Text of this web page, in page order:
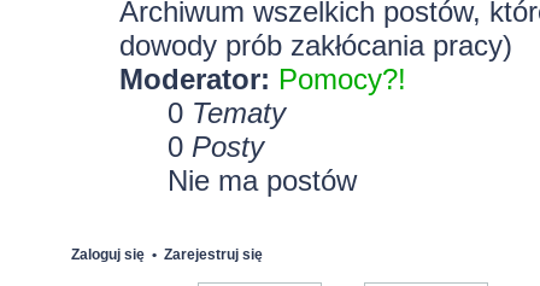
Archiwum wszelkich postów,
dowody prób zakłócania pracy)
Moderator: Pomocy?!
0 Tematy
0 Posty
Nie ma postów
Zaloguj się• Zarejestruj się